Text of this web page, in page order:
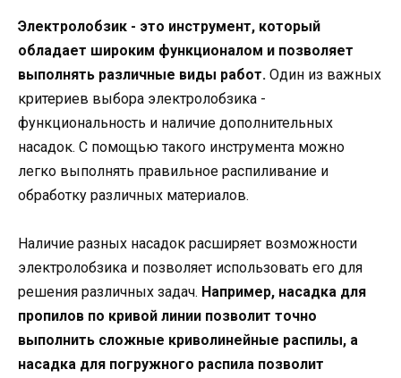
Электролобзик - это инструмент, который
обладает широким функционалом и позволяет
выполнять различные виды работ. Один из важных
критериев выбора электролобзика -
функциональность и наличие дополнительных
насадок. С помощью такого инструмента можно
легко выполнять правильное распиливание и
обработку различных материалов.
Наличие разных насадок расширяет возможности
электролобзика и позволяет использовать его для
решения различных задач. Например, насадка для
пропилов по кривой линии позволит точно
выполнить сложные криволинейные распилы, а
насадка для погружного распила позволит